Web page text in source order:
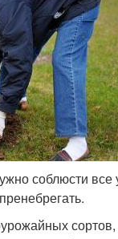
соблюсти все